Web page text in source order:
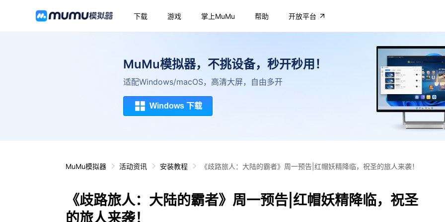
下载 游戏 掌上MuMu 帮助 开放平台
MuMu模拟器，不挑设备，秒开秒用！
适配Windows/macOS，高清大屏，自由多开
Windows 下载
MuMu模拟器 活动资讯 安装教程 《歧路旅人：大陆的霸者》周一预告|红帽妖精降临，祝圣的旅人来袭！
《歧路旅人：大陆的霸者》周一预告|红帽妖精降临，祝圣
的旅人来袭！